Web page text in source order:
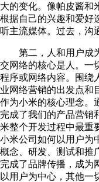
大的变化。像帕皮酱和
根据自己的兴趣和爱好
听主流媒体。过去，沟
第二，人和用户成为
交网络的核心是人。一
程序或网络内容。围绕
业网络营销的出发点和
作为小米的核心理念。
完成了我们的产品营销
米整个开发过程中最重
小米公司如何以用户为
概念、研发、测试和推
完成了品牌传播，成为
以用户为中心，其他一